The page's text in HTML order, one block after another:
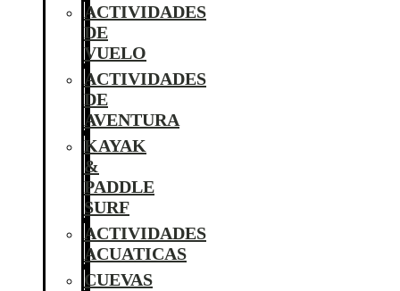
ACTIVIDADES
DE
VUELO
ACTIVIDADES
DE
AVENTURA
KAYAK
&
PADDLE
SURF
ACTIVIDADES
ACUATICAS
CUEVAS